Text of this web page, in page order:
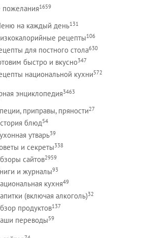
1659
на каждый день131
рецепты106
для постного стола630
быстро и вкусно347
национальной кухни572
энциклопедия3463
приправы, пряности27
блюд54
утварь39
и секреты338
сайтов2959
и журналы93
кухня49
(включая алкоголь)32
продуктов137
переводы59